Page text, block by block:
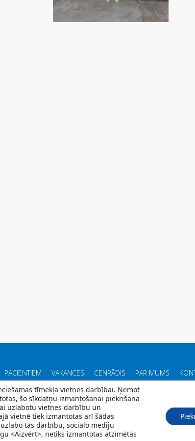
PACIENTIEM VAKANCES CENRĀDIS PAR MUMS
© Rīgas veselības centrs
2026
tīmekļa vietnes darbībai. Ņemot
šo sīkdatņu izmantošanai piekrišana
uzlabotu vietnes darbību un
vietnē tiek izmantotas arī šādas
tās darbību, sociālo mediju
<Aizvērt>, netiks izmantotas atzīmētās